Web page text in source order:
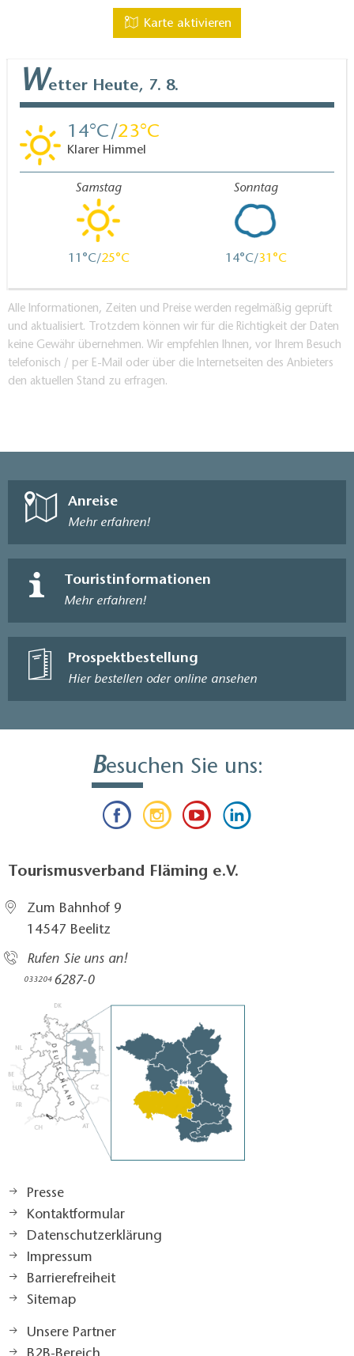
Karte aktivieren
Wetter Heute, 7. 8.
14 23
Klarer Himmel
Samstag
11 25
Sonntag
14 31
Alle Informationen, Zeiten und Preise werden regelmäßig geprüft
und aktualisiert. Trotzdem können wir für die Richtigkeit der Daten
keine Gewähr übernehmen. Wir empfehlen Ihnen, vor Ihrem Besuch
telefonisch / per E-Mail oder über die Internetseiten des Anbieters
den aktuellen Stand zu erfragen.
Anreise
Mehr erfahren!
Touristinformationen
Mehr erfahren!
Prospektbestellung
Hier bestellen oder online ansehen
Besuchen Sie uns:
Tourismusverband Fläming e.V.
Zum Bahnhof 9
14547 Beelitz
Rufen Sie uns an!
033204 6287-0
Presse
Kontaktformular
Datenschutzerklärung
Impressum
Barrierefreiheit
Sitemap
Unsere Partner